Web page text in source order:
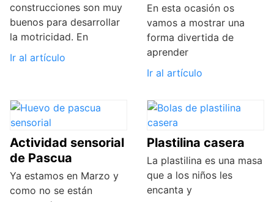
construcciones son muy
buenos para desarrollar
la motricidad. En
Ir al artículo
En esta ocasión os
vamos a mostrar una
forma divertida de
aprender
Ir al artículo
Actividad sensorial
de Pascua
Ya estamos en Marzo y
como no se están
Plastilina casera
La plastilina es una masa
que a los niños les
encanta y